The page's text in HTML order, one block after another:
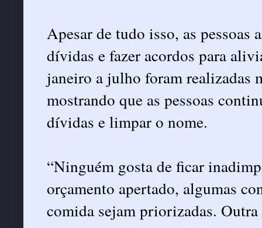
Apesar de tudo isso, as pessoas
dívidas e fazer acordos para
janeiro a julho foram realizadas
mostrando que as pessoas
dívidas e limpar o nome.
“Ninguém gosta de ficar
orçamento apertado, algumas
comida sejam priorizadas.